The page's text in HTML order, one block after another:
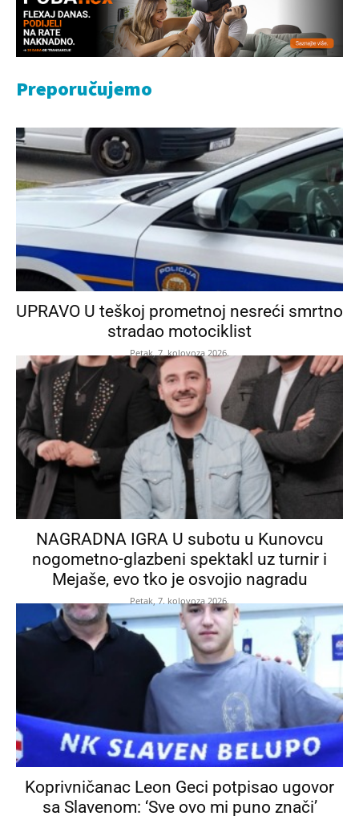
Preporučujemo
UPRAVO U teškoj prometnoj nesreći smrtno
stradao motociklist
Petak, 7. kolovoza 2026.
NAGRADNA IGRA U subotu u Kunovcu
nogometno-glazbeni spektakl uz turnir i
Mejaše, evo tko je osvojio nagradu
Petak, 7. kolovoza 2026.
Koprivničanac Leon Geci potpisao ugovor
sa Slavenom: ‘Sve ovo mi puno znači’